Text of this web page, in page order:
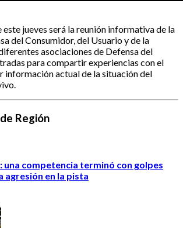
este jueves será la reunión informativa de la
del Consumidor, del Usuario y de la
asociaciones de Defensa del
para compartir experiencias con el
información actual de la situación del
Región
una competencia terminó con golpes
agresión en la pista